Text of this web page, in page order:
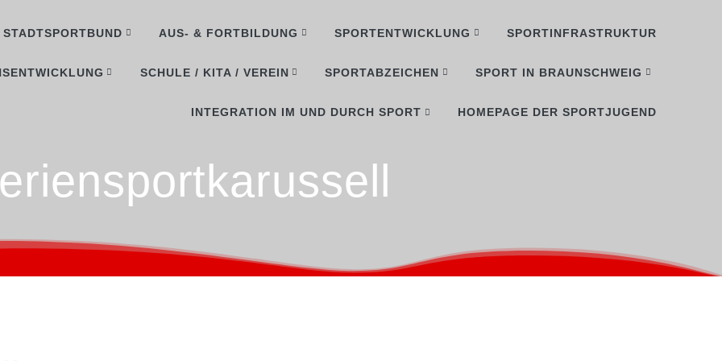
STADTSPORTBUND AUS- & FORTBILDUNG SPORTENTWICKLUNG SPORTINFRASTRUKTUR
SCHULE / KITA / VEREIN SPORTABZEICHEN SPORT IN BRAUNSCHWEIG
INTEGRATION IM UND DURCH SPORT HOMEPAGE DER SPORTJUGEND